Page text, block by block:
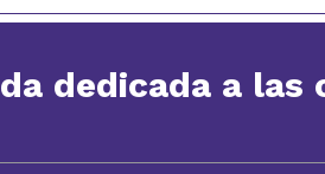
dedicada a las